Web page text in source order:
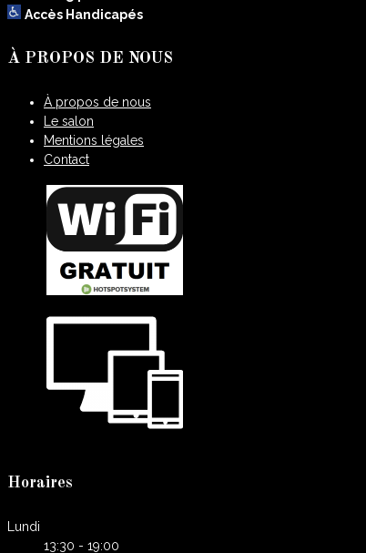
Accès Handicapés
À PROPOS DE NOUS
À propos de nous
Le salon
Mentions légales
Contact
Horaires
Lundi
13:30 - 19:00